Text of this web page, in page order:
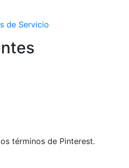
de Servicio
términos de Pinterest.